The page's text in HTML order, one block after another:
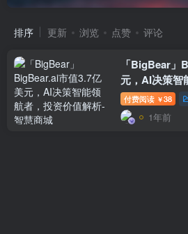
排序 更新 浏览 点赞 评论
「BigBear」
元，AI决策智
付费阅读 ￥38
1年前